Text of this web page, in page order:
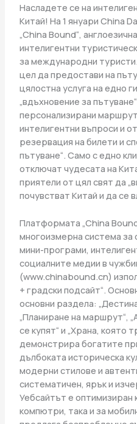
Насладете се на
Китай! На 1 януари China
„China Bound“,
интелигентни
за международни
цел да предостави на
цялостна услуга на едно
„вдъхновение за
персонализирани
интелигентни въпроси и
резервация на билети и
пътуване“. Само с едно
отключат чудесата на
приятели от цял ​​свят да
почувстват Китай и да се
Платформата „China
многоизмерна система за
мини-програми,
социалните медии в
(www.chinabound.cn)
+ градски подсайт“.
основни раздела:
„Планиране на маршрут“,
се купят“ и „Храна, която
демонстрира богатите
дълбоката историческа
модерни стилове и
систематичен, ярък и
Уебсайтът е оптимизиран
компютри, така и за